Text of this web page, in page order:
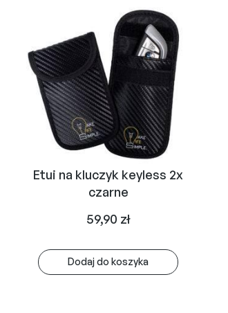
Etui na kluczyk keyless 2x
czarne
59,90 zł
Dodaj do koszyka